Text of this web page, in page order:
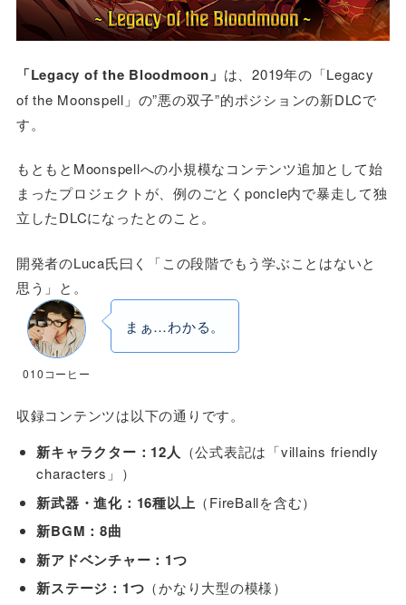
「Legacy of the Bloodmoon」 は、2019年の「Legacy
of the Moonspell」の”悪の双子”的ポジションの新DLCで
す。
もともとMoonspellへの小規模なコンテンツ追加として始
まったプロジェクトが、例のごとくponcle内で暴走して独
立したDLCになったとのこと。
開発者のLuca氏曰く「この段階でもう学ぶことはないと
思う」と。
010コーヒー
まぁ…わかる。
収録コンテンツは以下の通りです。
新キャラクター：12人 （公式表記は「villains friendly
characters」）
新武器・進化：16種以上 （FireBallを含む）
新BGM：8曲
新アドベンチャー：1つ
新ステージ：1つ （かなり大型の模様）